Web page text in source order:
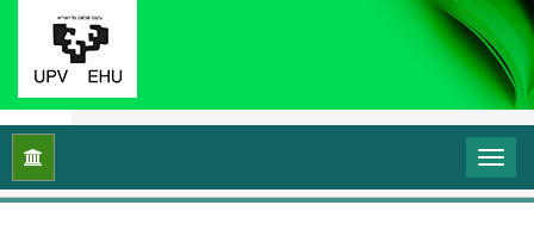
Inicio Vol. 9 Núm. 1 (2021): Sonidos urbanos: